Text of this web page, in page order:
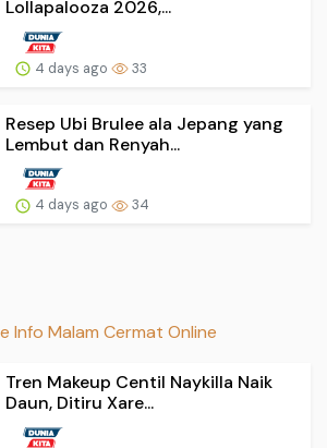
Lollapalooza 2026,...
4 days ago 33
Resep Ubi Brulee ala Jepang yang
Lembut dan Renyah...
4 days ago 34
Info Malam Cermat Online
Tren Makeup Centil Naykilla Naik
Daun, Ditiru Xare...